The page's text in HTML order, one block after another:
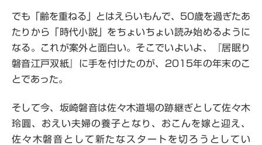
でも「齢を重ねる」とはえらいもんで、50歳を過ぎたあ
たりから「時代小説」をちょいちょい読み始めるように
なる。これが案外と面白い。そこでいよいよ、『居眠り
磐音江戸双紙』に手を付けたのが、2015年の年末のこ
とであった。
そして今、坂崎磐音は佐々木道場の跡継ぎとして佐々木
玲圓、おえい夫婦の養子となり、おこんを嫁と迎え、
佐々木磐音として新たなスタートを切ろうとしてい